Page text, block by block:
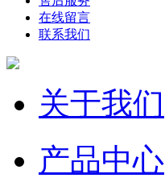
在线留言
联系我们
关于我们
产品中心